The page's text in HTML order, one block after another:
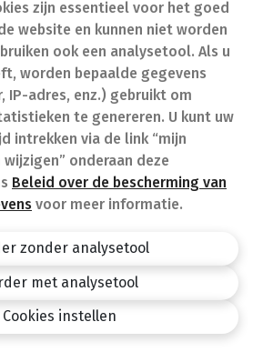
zijn essentieel voor het goed
website en kunnen niet worden
ook een analysetool. Als u
worden bepaalde gegevens
IP-adres, enz.) gebruikt om
te genereren. U kunt uw
intrekken via de link “mijn
onderaan deze
Beleid over de bescherming van
voor meer informatie.
zonder analysetool
met analysetool
Cookies instellen
Contact
Veelgestelde vragen
(FAQ)
Privacy policy
voorwaarden
by